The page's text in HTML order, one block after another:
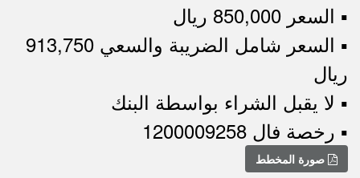
▪︎ السعر 850,000 ريال
▪︎ السعر شامل الضريبة والسعي 913,750
ريال
▪︎ لا يقبل الشراء بواسطة البنك
▪︎ رخصة فال 1200009258
صورة المخطط